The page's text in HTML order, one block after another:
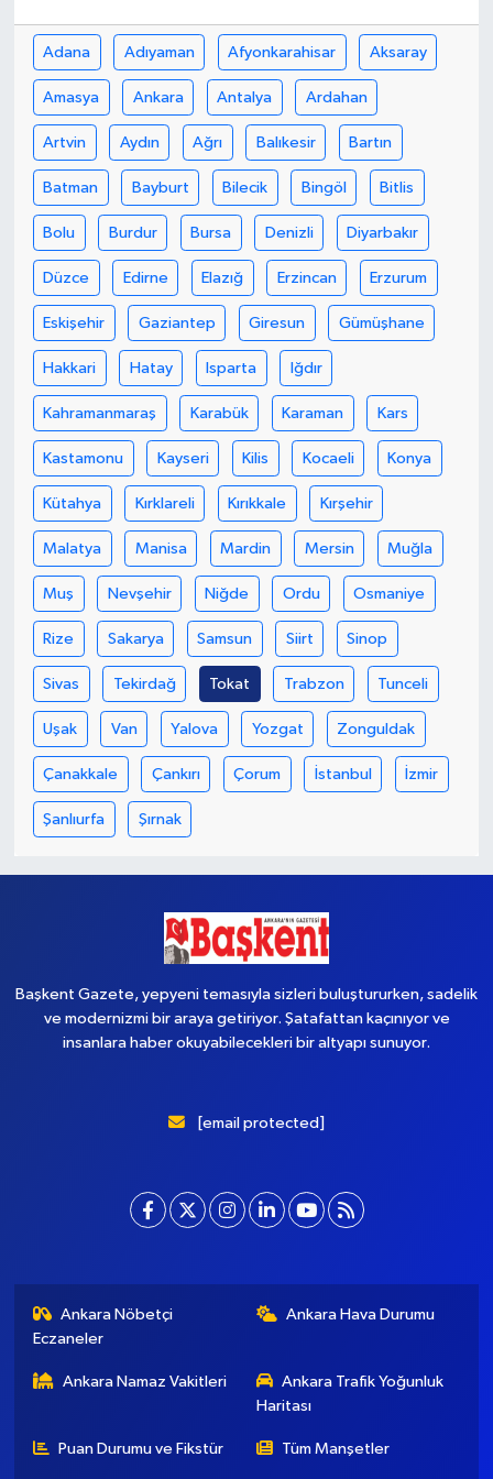
Adana Adıyaman Afyonkarahisar Aksaray
Amasya Ankara Antalya Ardahan
Artvin Aydın Ağrı Balıkesir Bartın
Batman Bayburt Bilecik Bingöl Bitlis
Bolu Burdur Bursa Denizli Diyarbakır
Düzce Edirne Elazığ Erzincan Erzurum
Eskişehir Gaziantep Giresun Gümüşhane
Hakkari Hatay Isparta Iğdır
Kahramanmaraş Karabük Karaman Kars
Kastamonu Kayseri Kilis Kocaeli Konya
Kütahya Kırklareli Kırıkkale Kırşehir
Malatya Manisa Mardin Mersin Muğla
Muş Nevşehir Niğde Ordu Osmaniye
Rize Sakarya Samsun Siirt Sinop
Sivas Tekirdağ Tokat Trabzon Tunceli
Uşak Van Yalova Yozgat Zonguldak
Çanakkale Çankırı Çorum İstanbul İzmir
Şanlıurfa Şırnak
Başkent Gazete, yepyeni temasıyla sizleri buluştururken, sadelik
ve modernizmi bir araya getiriyor. Şatafattan kaçınıyor ve
insanlara haber okuyabilecekleri bir altyapı sunuyor.
[email protected]
Ankara Nöbetçi
Eczaneler
Ankara Hava Durumu
Ankara Namaz Vakitleri
Ankara Trafik Yoğunluk
Haritası
Puan Durumu ve Fikstür Tüm Manşetler
Yaşam